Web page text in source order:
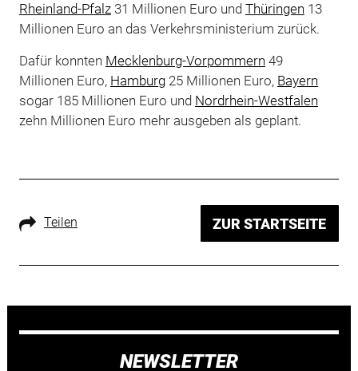
Rheinland-Pfalz31 Millionen Euro und Thüringen 13
Millionen Euro an das Verkehrsministerium zurück.
Dafür konnten Mecklenburg-Vorpommern 49
Millionen Euro, Hamburg25 Millionen Euro, Bayern
sogar 185 Millionen Euro und Nordrhein-Westfalen
zehn Millionen Euro mehr ausgeben als geplant.
Teilen ZUR STARTSEITE
NEWSLETTER